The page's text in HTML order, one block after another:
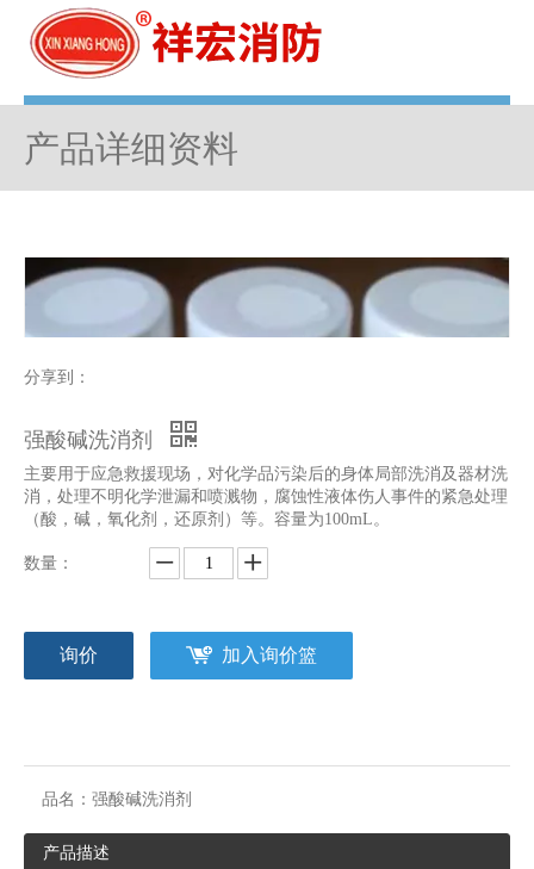
产品详细资料
分享到：
强酸碱洗消剂
主要用于应急救援现场，对化学品污染后的身体局部洗消及器材洗
消，处理不明化学泄漏和喷溅物，腐蚀性液体伤人事件的紧急处理
（酸，碱，氧化剂，还原剂）等。容量为100mL。
数量：
询价 加入询价篮
品名： 强酸碱洗消剂
产品描述